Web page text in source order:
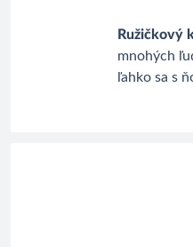
Ružičkový
mnohých
ľahko sa s